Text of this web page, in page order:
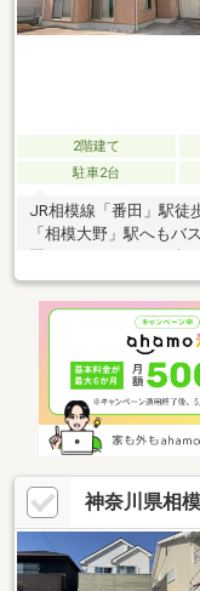
2階建て
駐車2台
JR相模線「番田」駅徒
「相模大野」駅へも
陽当たり、風通り良好
取引士」、「住宅ロー
ます！住宅ローン無料
神奈川県相